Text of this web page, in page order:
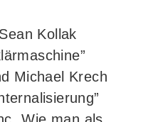
Kollak
Michael Krech